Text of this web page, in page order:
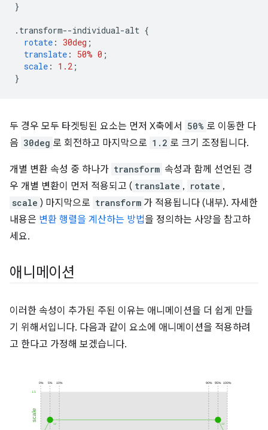
}
. transform--individual-alt {
rotate : 30deg ;
translate : 50% 0 ;
scale : 1.2 ;
}
두 경우 모두 타겟팅된 요소는 먼저 X축에서 50% 로 이동한 다
음 30deg 로 회전하고 마지막으로 1.2 로 크기 조정됩니다.
개별 변환 속성 중 하나가 transform 속성과 함께 선언된 경
우 개별 변환이 먼저 적용되고 ( translate , rotate ,
scale ) 마지막으로 transform 가 적용됩니다 (내부). 자세한
내용은 변환 행렬을 계산하는 방법을 정의하는 사양을 참고하
세요.
애니메이션
이러한 속성이 추가된 주된 이유는 애니메이션을 더 쉽게 만들
기 위해서입니다. 다음과 같이 요소에 애니메이션을 적용하려
고 한다고 가정해 보겠습니다.